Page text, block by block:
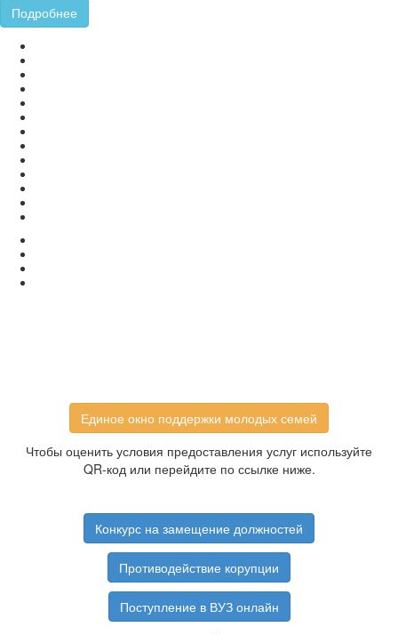
Подробнее
Единое окно поддержки молодых семей
Чтобы оценить условия предоставления услуг используйте
QR-код или перейдите по ссылке ниже.
Конкурс на замещение должностей
Противодействие корупции
Поступление в ВУЗ онлайн